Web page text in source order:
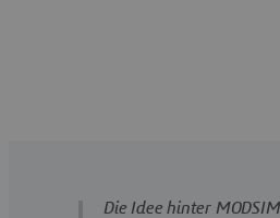
Die Idee hinter